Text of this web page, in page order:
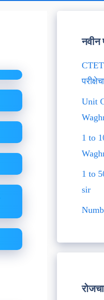
नवीन
CTET
Unit
1 to
1 to
sir